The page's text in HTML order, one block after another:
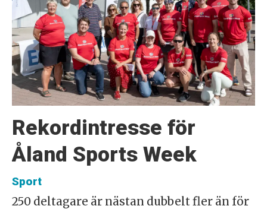
Rekordintresse för
Åland Sports Week
Sport
250 deltagare är nästan dubbelt fler än för